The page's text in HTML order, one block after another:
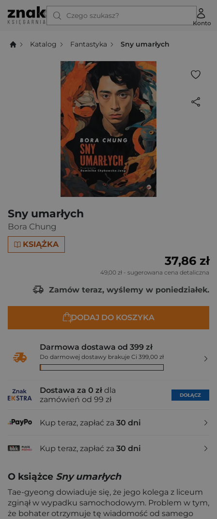
Czego szukasz?
Konto
Katalog Fantastyka Sny umarłych
Sny umarłych
Bora Chung
KSIĄŻKA
37,86 zł
49,00 zł - sugerowana cena detaliczna
Zamów teraz, wyślemy w poniedziałek.
DODAJ DO KOSZYKA
Darmowa dostawa od 399 zł
Do darmowej dostawy brakuje Ci 399,00 zł
Dostawa za 0 zł dla
zamówień od 99 zł
DOŁĄCZ
Kup teraz, zapłać za 30 dni
Kup teraz, zapłać za 30 dni
O książce Sny umarłych
Tae-gyeong dowiaduje się, że jego kolega z liceum
zginął w wypadku samochodowym. Problem w tym,
że bohater otrzymuje tę wiadomość od samego